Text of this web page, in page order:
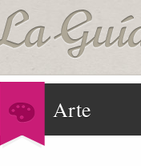
Arte